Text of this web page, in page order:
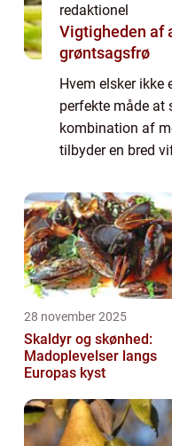
redaktionel
Vigtigheden af
grøntsagsfrø
Hvem elsker ikke
perfekte måde at
kombination af
tilbyder en bred
leder efter det
28 november 2025
Skaldyr og skønhed:
Madoplevelser langs
Europas kyst